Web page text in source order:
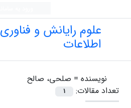
علوم رایانش و فناوری
اطلاعات
نویسنده = صلحی، صالح
تعداد مقالات:
1